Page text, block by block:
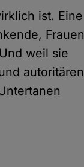
ist. Eine
Frauen
weil sie
autoritären